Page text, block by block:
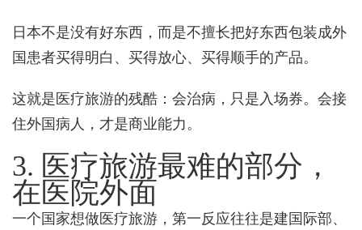
日本不是没有好东西，而是不擅长把好东西包装成外
国患者买得明白、买得放心、买得顺手的产品。
这就是医疗旅游的残酷：会治病，只是入场券。会接
住外国病人，才是商业能力。
3. 医疗旅游最难的部分，
在医院外面
一个国家想做医疗旅游，第一反应往往是建国际部、